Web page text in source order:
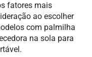
fatores mais
ao escolher
com palmilha
na sola para